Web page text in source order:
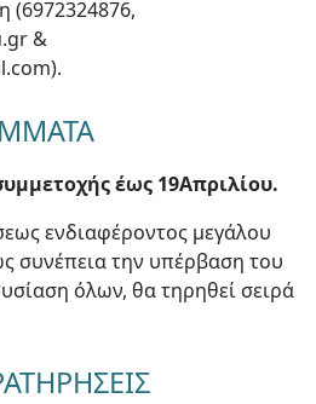
&
έως 19Απριλίου.
ενδιαφέροντος μεγάλου
συνέπεια την υπέρβαση του
όλων, θα τηρηθεί σειρά